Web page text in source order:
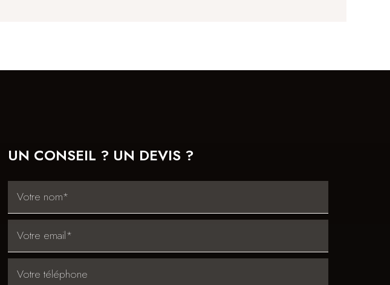
UN CONSEIL ? UN DEVIS ?